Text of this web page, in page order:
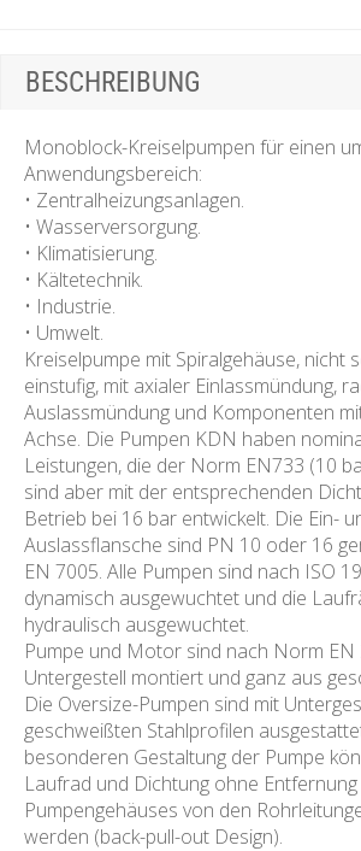
BESCHREIBUNG
Monoblock-Kreiselpumpen für einen
Anwendungsbereich:
• Zentralheizungsanlagen.
• Wasserversorgung.
• Klimatisierung.
• Kältetechnik.
• Industrie.
• Umwelt.
Kreiselpumpe mit Spiralgehäuse, nicht
einstufig, mit axialer Einlassmündung,
Auslassmündung und Komponenten
Achse. Die Pumpen KDN haben
Leistungen, die der Norm EN733 (10
sind aber mit der entsprechenden
Betrieb bei 16 bar entwickelt. Die Ein-
Auslassflansche sind PN 10 oder 16
EN 7005. Alle Pumpen sind nach ISO
dynamisch ausgewuchtet und die
hydraulisch ausgewuchtet.
Pumpe und Motor sind nach Norm EN
Untergestell montiert und ganz aus
Die Oversize-Pumpen sind mit
geschweißten Stahlprofilen
besonderen Gestaltung der Pumpe
Laufrad und Dichtung ohne
Pumpengehäuses von den
werden (back-pull-out Design).